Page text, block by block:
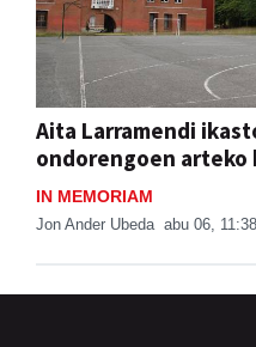
Aita Larramendi
ondorengoen arteko
IN MEMORIAM
Jon Ander Ubeda abu 06, 11:38